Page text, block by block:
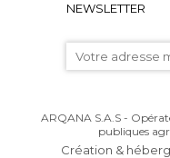
NEWSLETTER
ARQANA S.A.S -
publiques
Création &